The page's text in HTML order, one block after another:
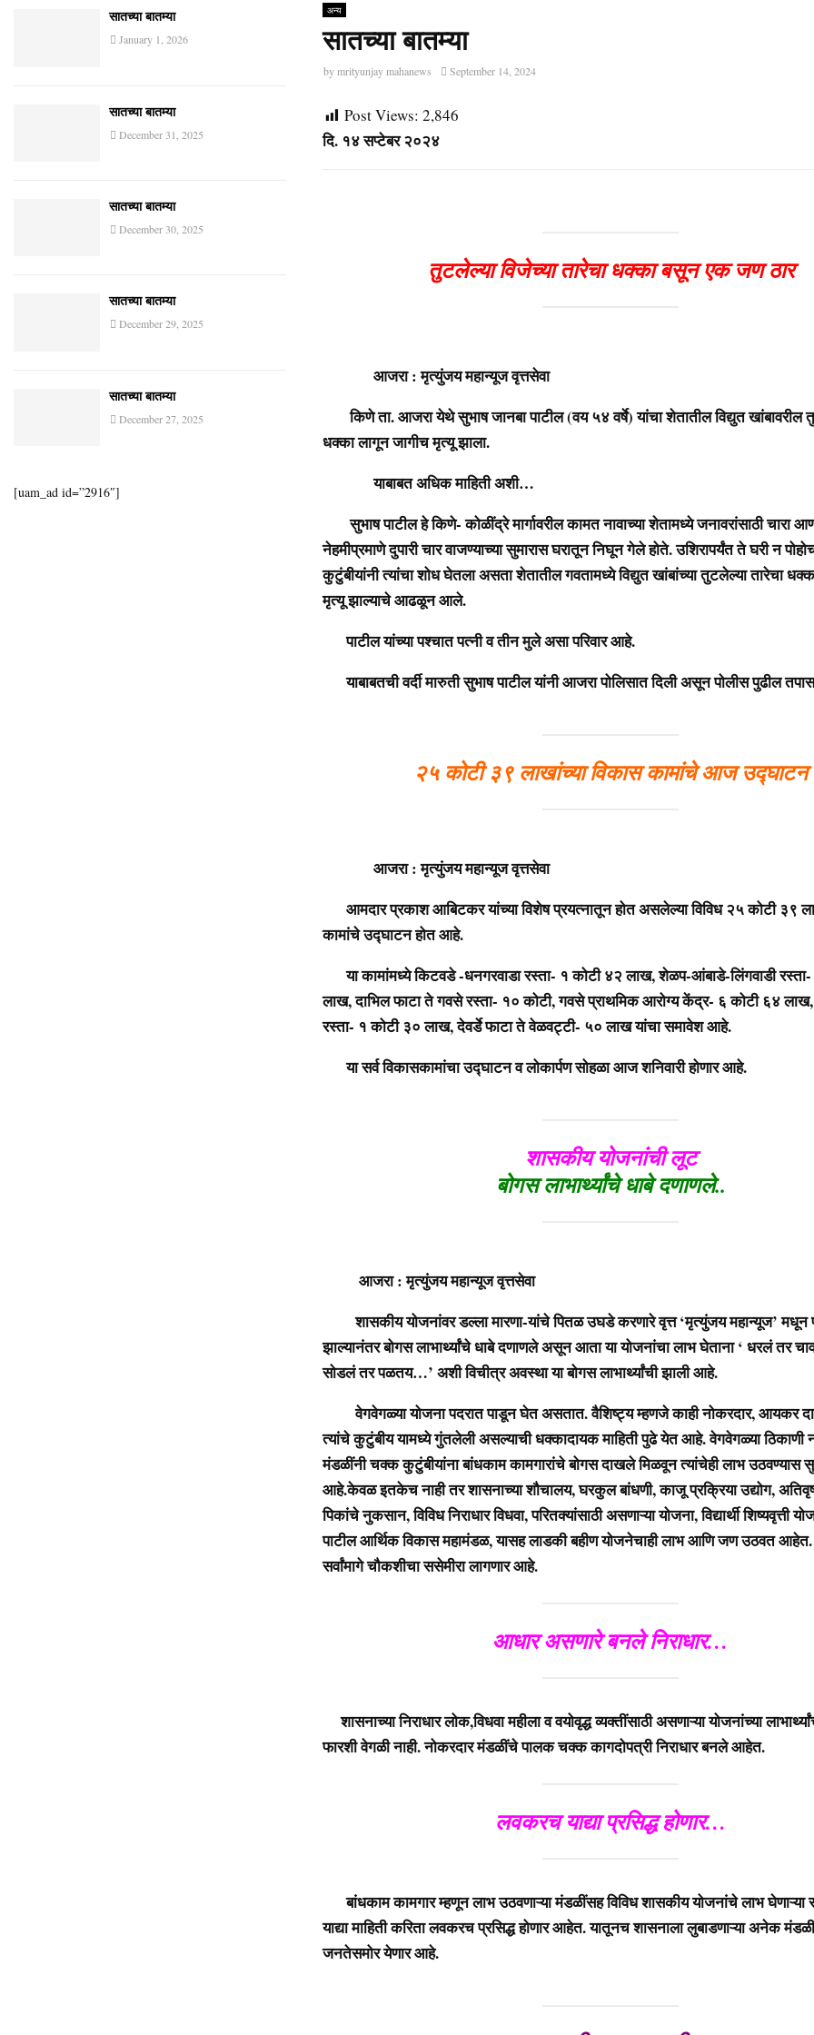
अन्य
सातच्या बातम्या
bymrityunjay mahanews September 14, 2024
Post Views: 2,846
दि. १४ सप्टेबर २०२४
तुटलेल्या विजेच्या तारेचा धक्का बसून एक जण ठार
आजरा : मृत्युंजय महान्यूज वृत्तसेवा
किणे ता. आजरा येथे सुभाष जानबा पाटील (वय ५४ वर्षे) यांचा शेतातील विद्युत खांबावरील
धक्का लागून जागीच मृत्यू झाला.
याबाबत अधिक माहिती अशी…
सुभाष पाटील हे किणे- कोळींद्रे मार्गावरील कामत नावाच्या शेतामध्ये जनावरांसाठी चारा
नेहमीप्रमाणे दुपारी चार वाजण्याच्या सुमारास घरातून निघून गेले होते. उशिरापर्यंत ते घरी न
कुटुंबीयांनी त्यांचा शोध घेतला असता शेतातील गवतामध्ये विद्युत खांबांच्या तुटलेल्या तारेचा
मृत्यू झाल्याचे आढळून आले.
पाटील यांच्या पश्चात पत्नी व तीन मुले असा परिवार आहे.
याबाबतची वर्दी मारुती सुभाष पाटील यांनी आजरा पोलिसात दिली असून पोलीस पुढील
२५ कोटी ३९ लाखांच्या विकास कामांचे आज उद्घाटन
आजरा : मृत्युंजय महान्यूज वृत्तसेवा
आमदार प्रकाश आबिटकर यांच्या विशेष प्रयत्नातून होत असलेल्या विविध २५ कोटी ३९
कामांचे उद्घाटन होत आहे.
या कामांमध्ये किटवडे -धनगरवाडा रस्ता- १ कोटी ४२ लाख, शेळप-आंबाडे-लिंगवाडी
लाख, दाभिल फाटा ते गवसे रस्ता- १० कोटी, गवसे प्राथमिक आरोग्य केंद्र- ६ कोटी ६४ लाख,
रस्ता- १ कोटी ३० लाख, देवर्डे फाटा ते वेळवट्टी- ५० लाख यांचा समावेश आहे.
या सर्व विकासकामांचा उद्घाटन व लोकार्पण सोहळा आज शनिवारी होणार आहे.
शासकीय योजनांची लूट
बोगस लाभार्थ्यांचे धाबे दणाणले..
आजरा : मृत्युंजय महान्यूज वृत्तसेवा
शासकीय योजनांवर डल्ला मारणा-यांचे पितळ उघडे करणारे वृत्त ‘मृत्युंजय महान्यूज’ मधून
झाल्यानंतर बोगस लाभार्थ्यांचे धाबे दणाणले असून आता या योजनांचा लाभ घेताना ‘ धरलं तर
सोडलं तर पळतय…’ अशी विचीत्र अवस्था या बोगस लाभार्थ्यांची झाली आहे.
वेगवेगळ्या योजना पदरात पाडून घेत असतात. वैशिष्ट्य म्हणजे काही नोकरदार, आयकर
त्यांचे कुटुंबीय यामध्ये गुंतलेली असल्याची धक्कादायक माहिती पुढे येत आहे. वेगवेगळ्या ठिकाणी
मंडळींनी चक्क कुटुंबीयांना बांधकाम कामगारांचे बोगस दाखले मिळवून त्यांचेही लाभ उठवण्यास
आहे.केवळ इतकेच नाही तर शासनाच्या शौचालय, घरकुल बांधणी, काजू प्रक्रिया उद्योग,
पिकांचे नुकसान, विविध निराधार विधवा, परितक्यांसाठी असणाऱ्या योजना, विद्यार्थी शिष्यवृत्ती
पाटील आर्थिक विकास महामंडळ, यासह लाडकी बहीण योजनेचाही लाभ आणि जण उठवत
सर्वांमागे चौकशीचा ससेमीरा लागणार आहे.
आधार असणारे बनले निराधार…
शासनाच्या निराधार लोक,विधवा महीला व वयोवृद्ध व्यक्तींसाठी असणाऱ्या योजनांच्या
फारशी वेगळी नाही. नोकरदार मंडळींचे पालक चक्क कागदोपत्री निराधार बनले आहेत.
लवकरच याद्या प्रसिद्ध होणार…
बांधकाम कामगार म्हणून लाभ उठवणाऱ्या मंडळींसह विविध शासकीय योजनांचे लाभ घेणाऱ्या
याद्या माहिती करिता लवकरच प्रसिद्ध होणार आहेत. यातूनच शासनाला लुबाडणाऱ्या अनेक
जनतेसमोर येणार आहे.
सातच्या बातम्या
January 1, 2026
सातच्या बातम्या
December 31, 2025
सातच्या बातम्या
December 30, 2025
सातच्या बातम्या
December 29, 2025
सातच्या बातम्या
December 27, 2025
[uam_ad id=”2916″]